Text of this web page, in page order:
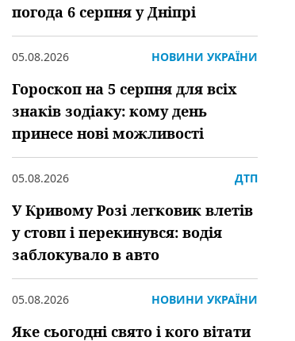
погода 6 серпня у Дніпрі
05.08.2026 НОВИНИ УКРАЇНИ
Гороскоп на 5 серпня для всіх
знаків зодіаку: кому день
принесе нові можливості
05.08.2026 ДТП
У Кривому Розі легковик влетів
у стовп і перекинувся: водія
заблокувало в авто
05.08.2026 НОВИНИ УКРАЇНИ
Яке сьогодні свято і кого вітати